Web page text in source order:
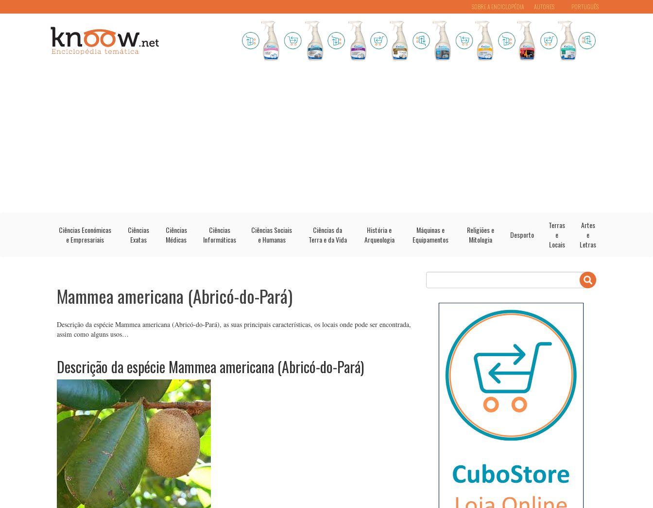
PORTUGUÊS
SOBRE A ENCICLOPÉDIA AUTORES
Ciências Económicas
e Empresariais
Ciências
Exatas
Ciências
Médicas
Ciências
Informáticas
Ciências Sociais
e Humanas
Ciências da
Terra e da Vida
História e
Arqueologia
Máquinas e
Equipamentos
Religiões e
Mitologia
Desporto
Terras
e
Locais
Artes
e
Letras
Mammea americana (Abricó-do-Pará)
Descrição da espécie Mammea americana (Abricó-do-Pará), as suas principais características, os locais onde pode ser encontrada,
assim como alguns usos…
Descrição da espécie Mammea americana (Abricó-do-Pará)